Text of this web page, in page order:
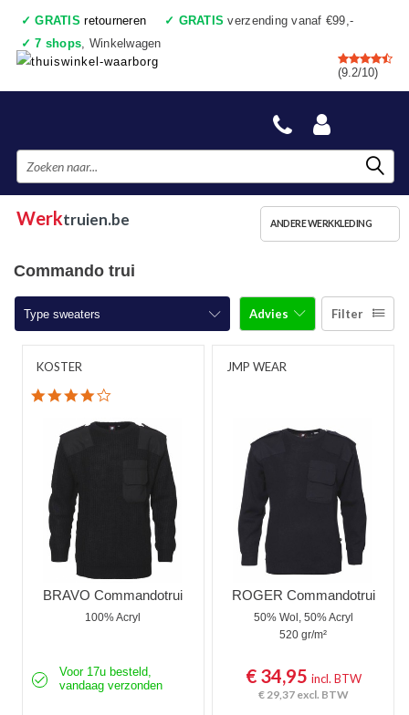
✓ GRATIS retourneren ✓ GRATIS verzending vanaf €99,-
✓ 7 shops, Winkelwagen
✓Voor 17:00 uur besteld, vandaag verzonden
✓Achteraf betalen ✓Ook een échte winkel
(9.2/10)
Werktruien.be ANDERE WERKKLEDING
Commando trui
Type sweaters
Werktruien met ronde hals
Werktruien met ritskraag
Werktruien met capuchon
Werktruien met lange rits
Veiligheidstruien
Polosweaters
Schipperstrui
Filter
Advies
KOSTER
BRAVO Commandotrui
100% Acryl
Voor 17u besteld,
vandaag verzonden
JMP WEAR
ROGER Commandotrui
50% Wol, 50% Acryl
520 gr/m²
€ 34,95 incl. BTW
€ 29,37 excl. BTW